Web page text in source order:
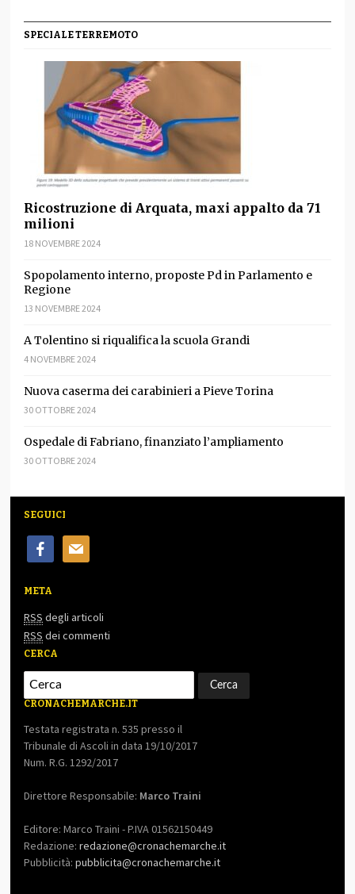
SPECIALE TERREMOTO
Ricostruzione di Arquata, maxi appalto da 71
milioni
18 NOVEMBRE 2024
Spopolamento interno, proposte Pd in Parlamento e
Regione
13 NOVEMBRE 2024
A Tolentino si riqualifica la scuola Grandi
4 NOVEMBRE 2024
Nuova caserma dei carabinieri a Pieve Torina
30 OTTOBRE 2024
Ospedale di Fabriano, finanziato l’ampliamento
30 OTTOBRE 2024
SEGUICI
facebookmail
META
RSS degli articoli
RSS dei commenti
CERCA
CRONACHEMARCHE.IT
Testata registrata n. 535 presso il
Tribunale di Ascoli in data 19/10/2017
Num. R.G. 1292/2017
Direttore Responsabile: Marco Traini
Editore: Marco Traini - P.IVA 01562150449
Redazione:redazione@cronachemarche.it
Pubblicità:pubblicita@cronachemarche.it